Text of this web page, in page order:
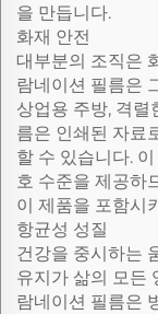
을 만듭니다.
화재 안전
대부분의 조직은
람네이션 필름은
상업용 주방, 격렬
름은 인쇄된 자료
할 수 있습니다.
호 수준을 제공하
이 제품을 포함시
항균성 성질
건강을 중시하는
유지가 삶의 모든
람네이션 필름은